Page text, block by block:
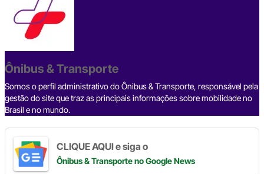
e
b
o
o
k
s
Ônibus & Transporte
Somos o perfil administrativo do Ônibus & Transporte, responsável pela
gestão do site que traz as principais informações sobre mobilidade no
Brasil e no mundo.
CLIQUE AQUI e siga o
Ônibus & Transporteno Google News